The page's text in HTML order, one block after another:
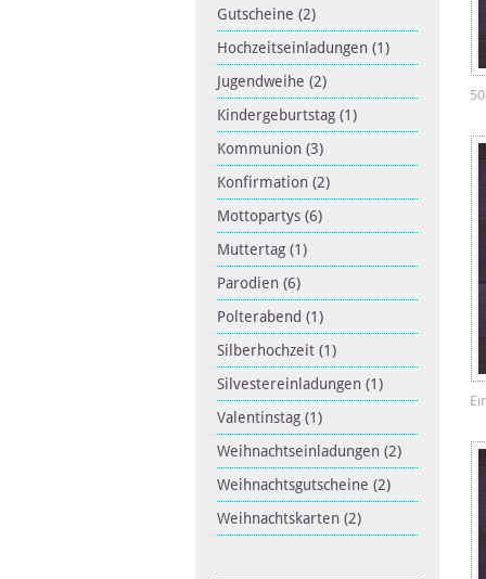
Gutscheine (2)
Hochzeitseinladungen (1)
Jugendweihe (2)
Kindergeburtstag (1)
Kommunion (3)
Konfirmation (2)
Mottopartys (6)
Muttertag (1)
Parodien (6)
Polterabend (1)
Silberhochzeit (1)
Silvestereinladungen (1)
Valentinstag (1)
Weihnachtseinladungen (2)
Weihnachtsgutscheine (2)
Weihnachtskarten (2)